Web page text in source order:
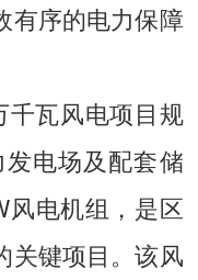
有序的电力保障
千瓦风电项目规
电场及配套储
风电机组，是区
关键项目。该风